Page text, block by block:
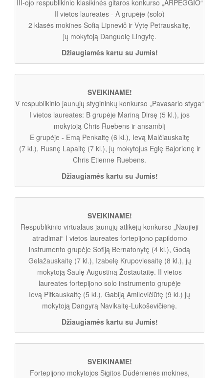
III-ojo respublikinio klasikinės gitaros konkurso „ARPEGGIO“
II vietos laureates - A grupėje (solo)
2 klasės mokines Sofią Lipnevič ir Vytę Petrauskaitę,
jų mokytoją Danguolę Lingytę.
Džiaugiamės kartu su Jumis!
SVEIKINAME!
V respublikinio jaunųjų stygininkų konkurso „Pavasario styga“
I vietos laureates: B grupėje Mariną Dirsę (5 kl.), jos
mokytoją Chris Ruebens ir ansamblį
E grupėje - Emą Penkaitę (6 kl.), Ievą Malčiauskaitę
(7 kl.), Rusnę Lapaitę (7 kl.), jų mokytojus Eglę Bajorienę ir
Chris Etienne Ruebens.
Džiaugiamės kartu su Jumis!
SVEIKINAME!
Respublikinio virtualaus jaunųjų atlikėjų konkurso „Naujieji
atradimai“ I vietos laureates fortepijono papildomo
instrumento grupėje Sofiją Bernatonytę (4 kl.), Godą
Gelažauskaitę (7 kl.), Izabelę Krupoviesaitę (8 kl.), jų
mokytoją Saulę Augustiną Žostautaitę. II vietos
laureates fortepijono solo instrumento grupėje
Ievą Pitkauskaitę (5 kl.), Gabiją Amilevičiūtę (9 kl.) jų
mokytoją Dangyrą Navikaitę-Lukoševičienę.
Džiaugiamės kartu su Jumis!
SVEIKINAME!
Fortepijono mokytojos Sigitos Dūdėnienės mokines,